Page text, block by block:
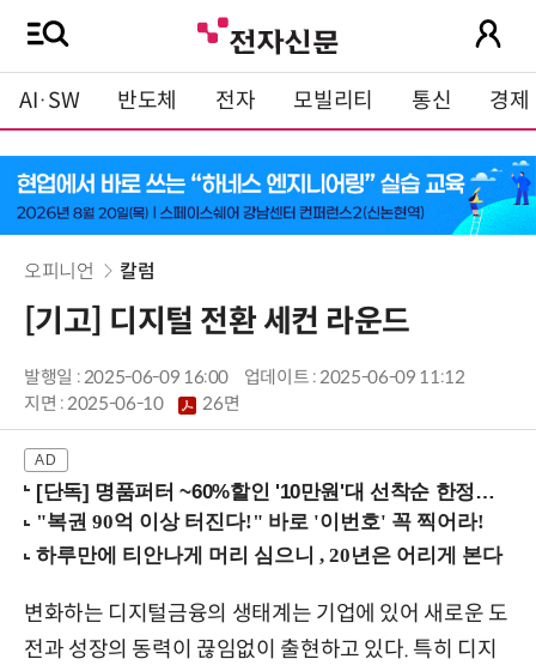
AI·SW 반도체 전자 모빌리티 통신 경제
오피니언 칼럼
[기고] 디지털 전환 세컨 라운드
발행일 : 2025-06-09 16:00
업데이트 : 2025-06-09 11:12
지면 :2025-06-10 26면
[단독] 명품퍼터 ~60%할인 '10만원'대 선착순 한정판매!
변화하는 디지털금융의 생태계는 기업에 있어 새로운 도
전과 성장의 동력이 끊임없이 출현하고 있다. 특히 디지